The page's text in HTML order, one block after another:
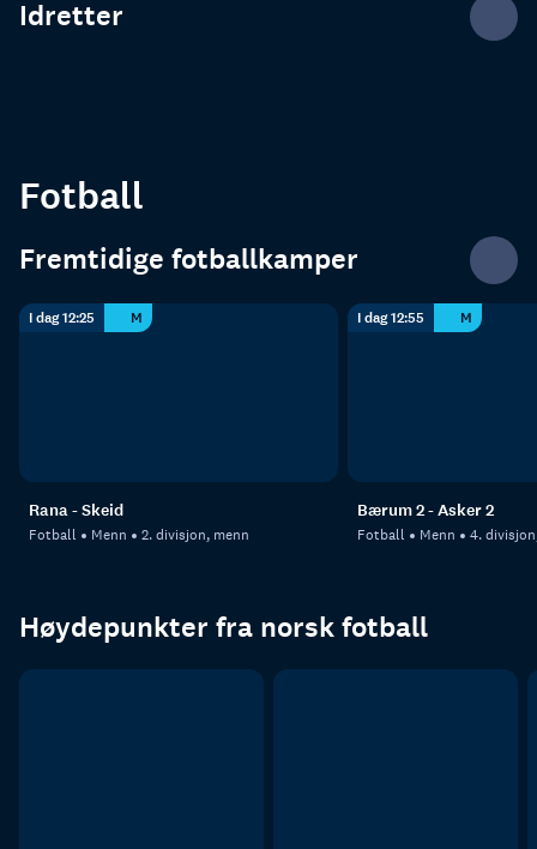
Idretter
Fotball
Fremtidige fotballkamper
I dag 12:25 M
Rana - Skeid
Fotball Menn 2. divisjon, menn
I dag 12:55 M
Bærum 2 - Asker 2
Fotball Menn 4.
Høydepunkter fra norsk fotball